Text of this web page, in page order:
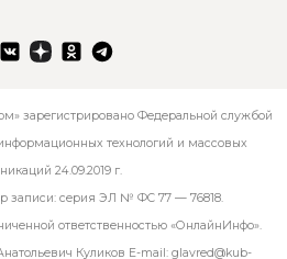
зарегистрировано Федеральной службой
технологий и массовых
24.09.2019 г.
записи: серия ЭЛ № ФС 77 — 76818.
ответственностью «ОнлайнИнфо».
Куликов E-mail: glavred@kub-